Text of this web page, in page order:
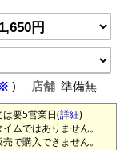
) 店舗 準備無
要5営業日(詳細)
ムではありません。
で購入できません。